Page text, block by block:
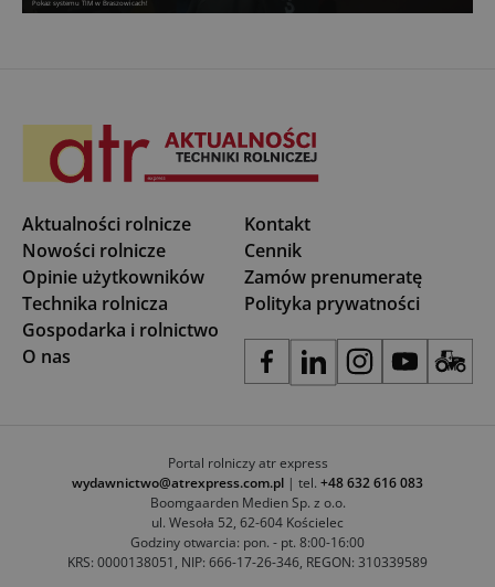
Pokaz systemu TIM w Braszowicach!
Aktualności rolnicze
Nowości rolnicze
Opinie użytkowników
Technika rolnicza
Gospodarka i rolnictwo
O nas
Kontakt
Cennik
Zamów prenumeratę
Polityka prywatności
Portal rolniczy atr express
wydawnictwo@atrexpress.com.pl | tel. +48 632 616 083
Boomgaarden Medien Sp. z o.o.
ul. Wesoła 52, 62-604 Kościelec
Godziny otwarcia: pon. - pt. 8:00-16:00
KRS: 0000138051, NIP: 666-17-26-346, REGON: 310339589